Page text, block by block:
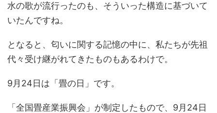
水の歌が流行ったのも、そういった構造に基づいて
いたんですね。
となると、匂いに関する記憶の中に、私たちが先祖
代々受け継がれてきたものもあるわけで。
9月24日は「畳の日」です。
「全国畳産業振興会」が制定したもので、9月24日